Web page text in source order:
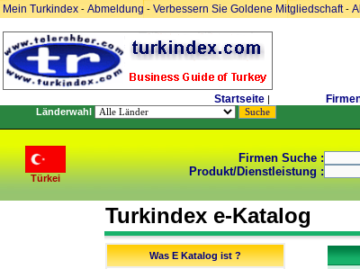
Mein Turkindex - Abmeldung - Verbessern Sie Goldene Mitgliedschaft-
Startseite |
Länderwahl
Türkei
Firmen Suche :
Produkt/Dienstleistung :
Turkindex e-Katalog
Was E Katalog ist ?